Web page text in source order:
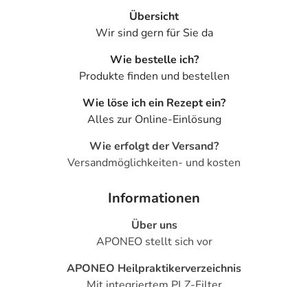
Übersicht
Wir sind gern für Sie da
Wie bestelle ich?
Produkte finden und bestellen
Wie löse ich ein Rezept ein?
Alles zur Online-Einlösung
Wie erfolgt der Versand?
Versandmöglichkeiten- und kosten
Informationen
Über uns
APONEO stellt sich vor
APONEO Heilpraktikerverzeichnis